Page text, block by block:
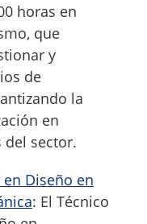
horas en
que
y
de
la
en
del sector.
Diseño en
: El Técnico